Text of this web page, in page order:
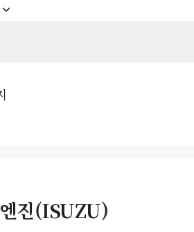
진(ISUZU)